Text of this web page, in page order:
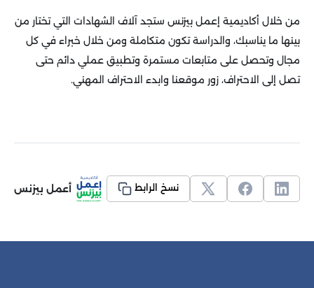
من خلال أكاديمية إعمل بيزنس ستجد آلاف الشهادات التي تختار من
بينها ما يناسبك، والدراسة تكون متكاملة ومن خلال خبراء في كل
مجال وتحصل على متابعات مستمرة وتطبيق عملي دائم حتى
تصل إلى الاحتراف، زور موقعنا وابدء الاحتراف المهني.
نسخ الرابط أعمل بيزنس